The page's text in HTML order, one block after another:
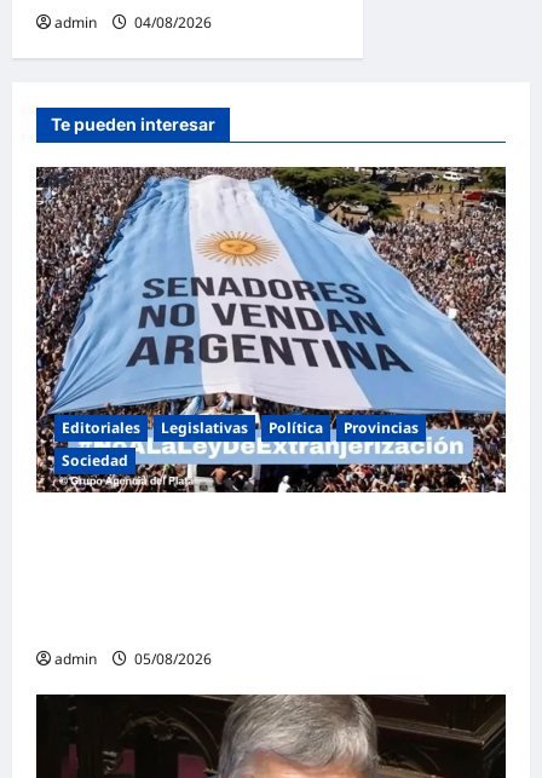
admin 04/08/2026
Te pueden interesar
Editoriales Legislativas Política
Provincias
Sociedad
admin 05/08/2026